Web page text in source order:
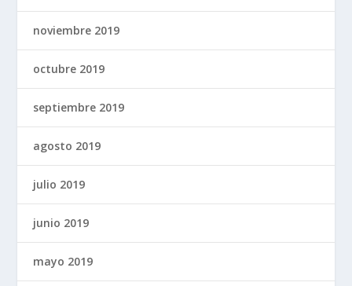
noviembre 2019
octubre 2019
septiembre 2019
agosto 2019
julio 2019
junio 2019
mayo 2019